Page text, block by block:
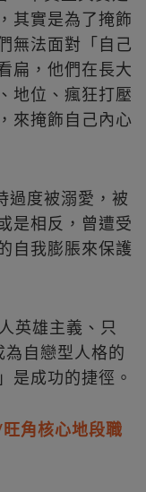
其實是為了掩飾
無法面對「自己
扁，他們在長大
地位、瘋狂打壓
來掩飾自己內心
過度被溺愛，被
是相反，曾遭受
自我膨脹來保護
英雄主義、只
自戀型人格的
是成功的捷徑。
角核心地段職